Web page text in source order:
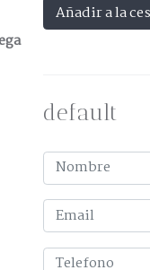
Añadir a la
default